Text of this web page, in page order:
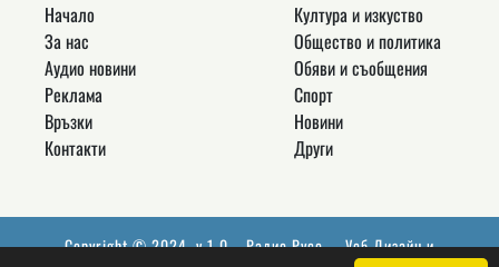
Начало
За нас
Аудио новини
Реклама
Връзки
Контакти
Култура и изкуство
Общество и политика
Обяви и съобщения
Спорт
Новини
Други
Copyright © 2024, v.1.0,Радио Русе, Уеб Дизайн и